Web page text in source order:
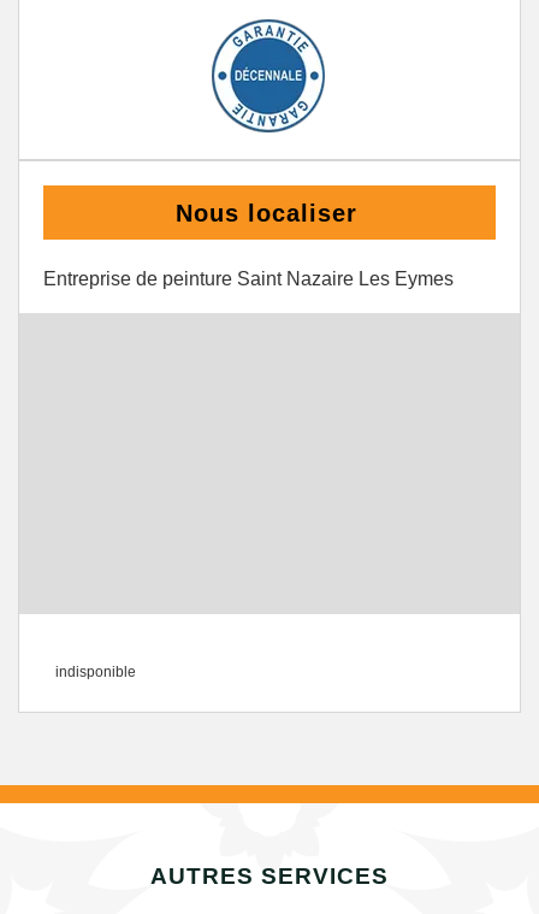
Nous localiser
Entreprise de peinture Saint Nazaire Les Eymes
indisponible
AUTRES SERVICES